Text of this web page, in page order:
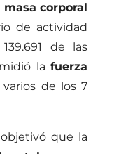
corporal
de actividad
de las
midió lafuerza
de los 7
que la